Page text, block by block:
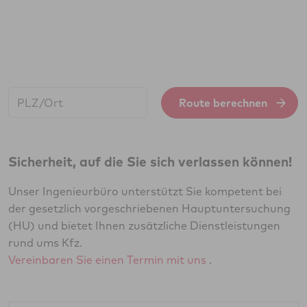
Route berechnen
Sicherheit, auf die Sie sich verlassen können!
Unser Ingenieurbüro unterstützt Sie kompetent bei
der gesetzlich vorgeschriebenen Hauptuntersuchung
(HU) und bietet Ihnen zusätzliche Dienstleistungen
rund ums Kfz.
Vereinbaren Sie einen Termin mit uns .